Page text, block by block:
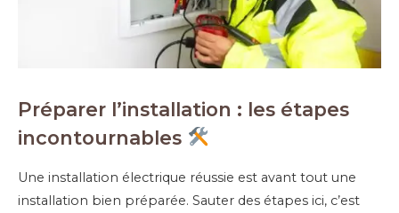
Préparer l’installation : les étapes
incontournables
Une installation électrique réussie est avant tout une
installation bien préparée. Sauter des étapes ici, c’est